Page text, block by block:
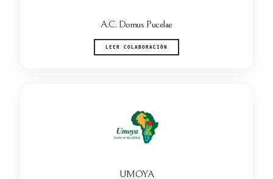
A.C. Domus Pucelae
LEER COLABORACIÓN
UMOYA